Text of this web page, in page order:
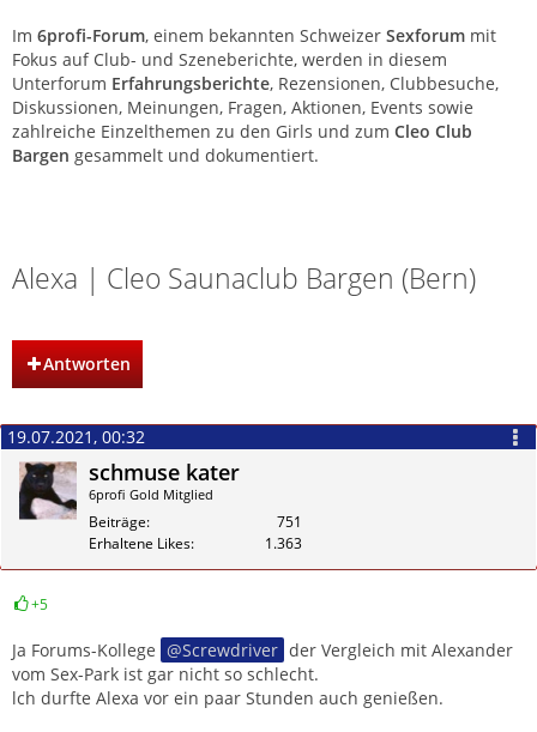
Im 6profi-Forum, einem bekannten Schweizer Sexforum mit
Fokus auf Club- und Szeneberichte, werden in diesem
Unterforum Erfahrungsberichte, Rezensionen, Clubbesuche,
Diskussionen, Meinungen, Fragen, Aktionen, Events sowie
zahlreiche Einzelthemen zu den Girls und zum Cleo Club
Bargen gesammelt und dokumentiert.
Alexa | Cleo Saunaclub Bargen (Bern)
Antworten
19.07.2021, 00:32
schmuse kater
6profi Gold Mitglied
Beiträge
751
Erhaltene Likes
1.363
+5
Ja Forums-Kollege Screwdriver der Vergleich mit Alexander
vom Sex-Park ist gar nicht so schlecht.
lch durfte Alexa vor ein paar Stunden auch genießen.